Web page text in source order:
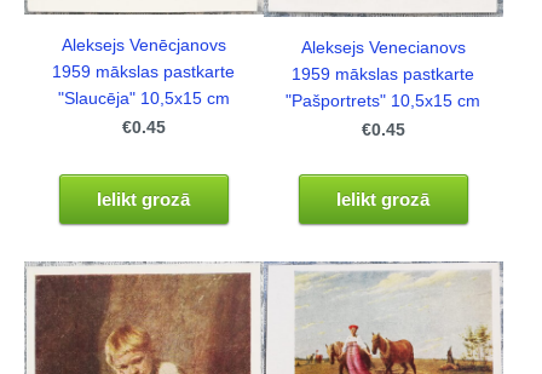
Aleksejs Venēcjanovs
1959 mākslas pastkarte
"Slaucēja" 10,5x15 cm
€0.45
Ielikt grozā
Aleksejs Venecianovs
1959 mākslas pastkarte
"Pašportrets" 10,5x15 cm
€0.45
Ielikt grozā